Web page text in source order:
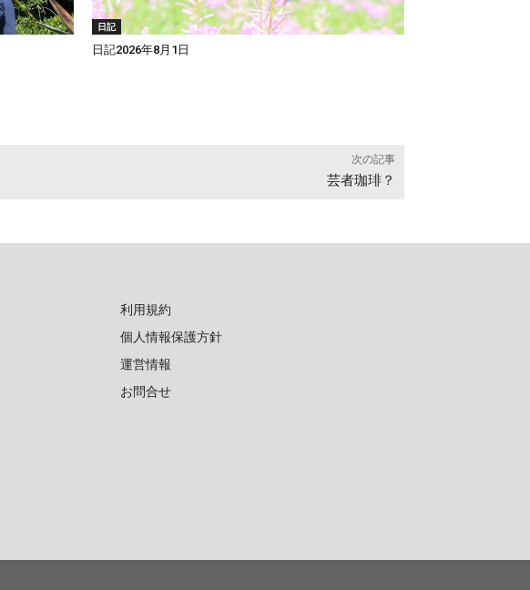
日記
日記2026年8月1日
次の記事
芸者珈琲？
利用規約
個人情報保護方針
運営情報
お問合せ